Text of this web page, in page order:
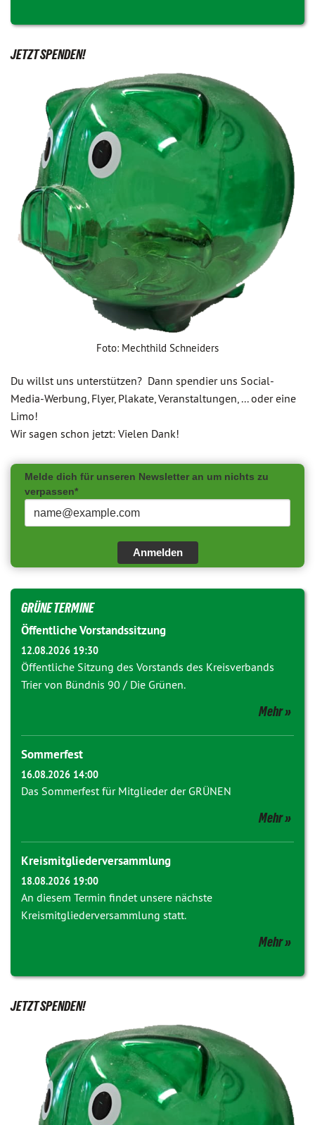
JETZT SPENDEN!
Foto: Mechthild Schneiders
Du willst uns unterstützen? Dann spendier uns Social-
Media-Werbung, Flyer, Plakate, Veranstaltungen, ... oder eine
Limo!
Wir sagen schon jetzt: Vielen Dank!
Melde dich für unseren Newsletter an um nichts zu
verpassen*
Anmelden
GRÜNE TERMINE
Öffentliche Vorstandssitzung
12.08.2026 19:30
Öffentliche Sitzung des Vorstands des Kreisverbands
Trier von Bündnis 90 / Die Grünen.
Mehr
Sommerfest
16.08.2026 14:00
Das Sommerfest für Mitglieder der GRÜNEN
Mehr
Kreismitgliederversammlung
18.08.2026 19:00
An diesem Termin findet unsere nächste
Kreismitgliederversammlung statt.
Mehr
JETZT SPENDEN!